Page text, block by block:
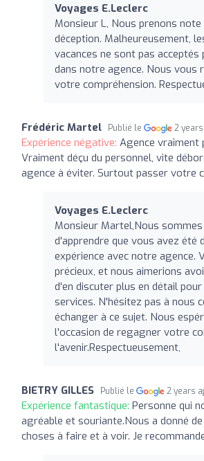
Voyages E.Leclerc
Monsieur L, Nous prenons
déception. Malheureusement,
vacances ne sont pas
dans notre agence. Nous vous
votre compréhension.
Frédéric Martel Publié le 2
Expérience négative: Agence vraiment
Vraiment déçu du personnel, vite
agence à éviter. Surtout passer votre
Voyages E.Leclerc
Monsieur Martel,Nous
d'apprendre que vous avez été
expérience avec notre agence.
précieux, et nous aimerions
d'en discuter plus en détail
services. N'hésitez pas à nous
échanger à ce sujet. Nous
l'occasion de regagner votre
l'avenir.Respectueusement,
BIETRY GILLES Publié le 2 years
Expérience fantastique: Personne qui
agréable et souriante.Nous a donné
choses à faire et à voir. Je